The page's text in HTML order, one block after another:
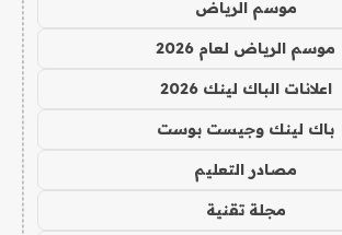
موسم الرياض
موسم الرياض لعام 2026
اعلانات الباك لينك 2026
باك لينك وجيست بوست
مصادر التعليم
مجلة تقنية